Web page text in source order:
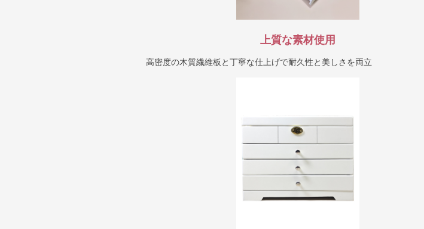
上質な素材使用
高密度の木質繊維板と丁寧な仕上げで耐久性と美しさを両立